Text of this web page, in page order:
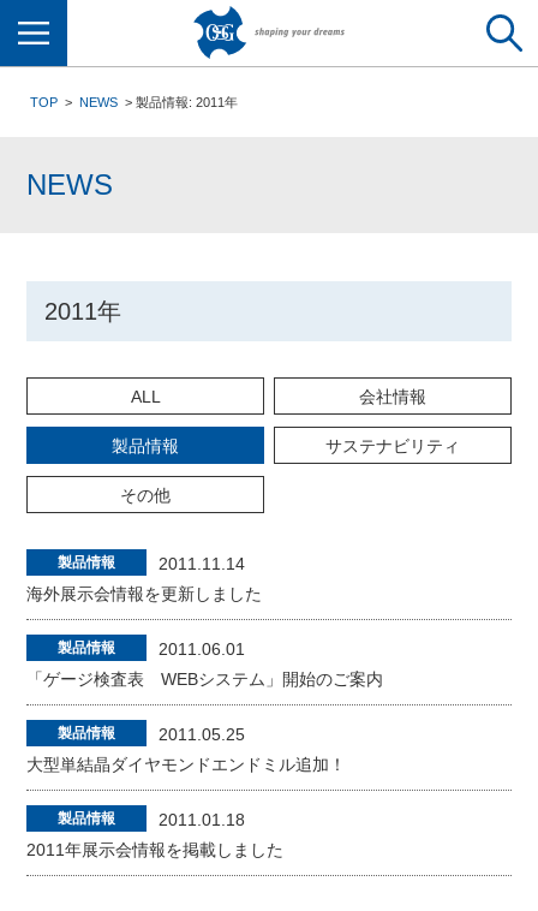
TOP NEWS 製品情報: 2011年
NEWS
2011年
ALL 会社情報
製品情報 サステナビリティ
その他
製品情報
2011.11.14
海外展示会情報を更新しました
製品情報
2011.06.01
「ゲージ検査表 WEBシステム」開始のご案内
製品情報
2011.05.25
大型単結晶ダイヤモンドエンドミル追加！
製品情報
2011.01.18
2011年展示会情報を掲載しました